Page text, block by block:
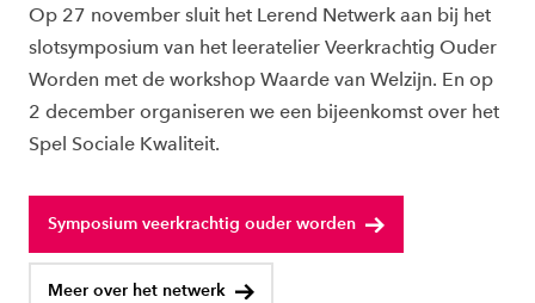
Op 27 november sluit het Lerend Netwerk aan bij het
slotsymposium van het leeratelier Veerkrachtig Ouder
Worden met de workshop Waarde van Welzijn. En op
2 december organiseren we een bijeenkomst over het
Spel Sociale Kwaliteit.
Symposium veerkrachtig ouder worden
Meer over het netwerk